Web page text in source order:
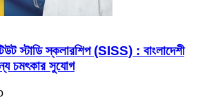
স্টাডি স্কলারশিপ (SISS) : বাংলাদেশী
চমৎকার সুযোগ